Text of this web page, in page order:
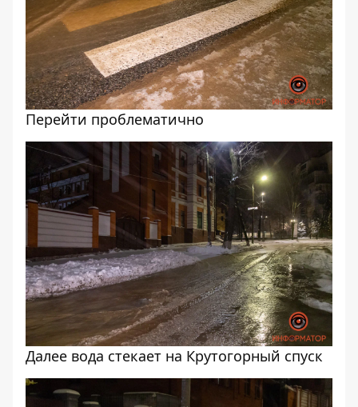
Перейти проблематично
Далее вода стекает на Крутогорный спуск